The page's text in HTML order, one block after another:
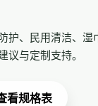
护、民用清洁、
议与定制支持。
看规格表